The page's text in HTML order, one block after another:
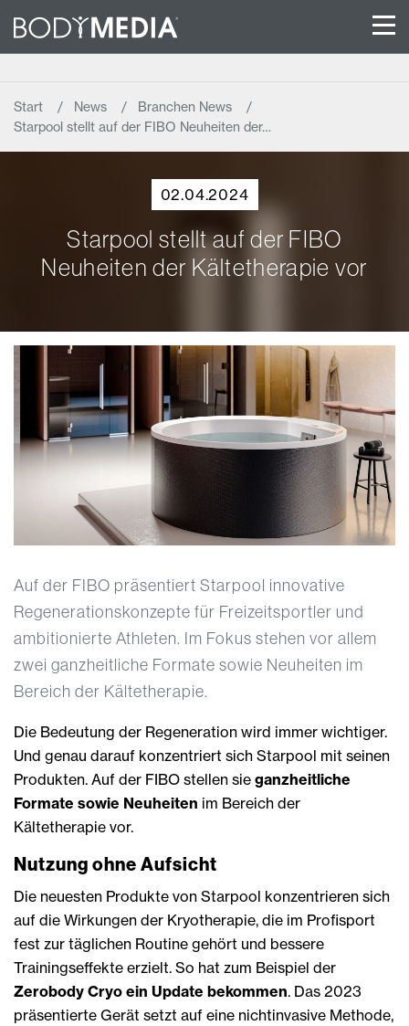
Start News
Branchen News
Starpool stellt auf der FIBO Neuheiten der…
02.04.2024
Starpool stellt auf der FIBO
Neuheiten der Kältetherapie vor
Auf der FIBO präsentiert Starpool innovative
Regenerationskonzepte für Freizeitsportler und
ambitionierte Athleten. Im Fokus stehen vor allem
zwei ganzheitliche Formate sowie Neuheiten im
Bereich der Kältetherapie.
Die Bedeutung der Regeneration wird immer wichtiger.
Und genau darauf konzentriert sich Starpool mit seinen
Produkten. Auf der FIBO stellen sie ganzheitliche
Formate sowie Neuheiten im Bereich der
Kältetherapie vor.
Nutzung ohne Aufsicht
Die neuesten Produkte von Starpool konzentrieren sich
auf die Wirkungen der Kryotherapie, die im Profisport
fest zur täglichen Routine gehört und bessere
Trainingseffekte erzielt. So hat zum Beispiel der
Zerobody Cryo ein Update bekommen. Das 2023
präsentierte Gerät setzt auf eine nichtinvasive Methode,